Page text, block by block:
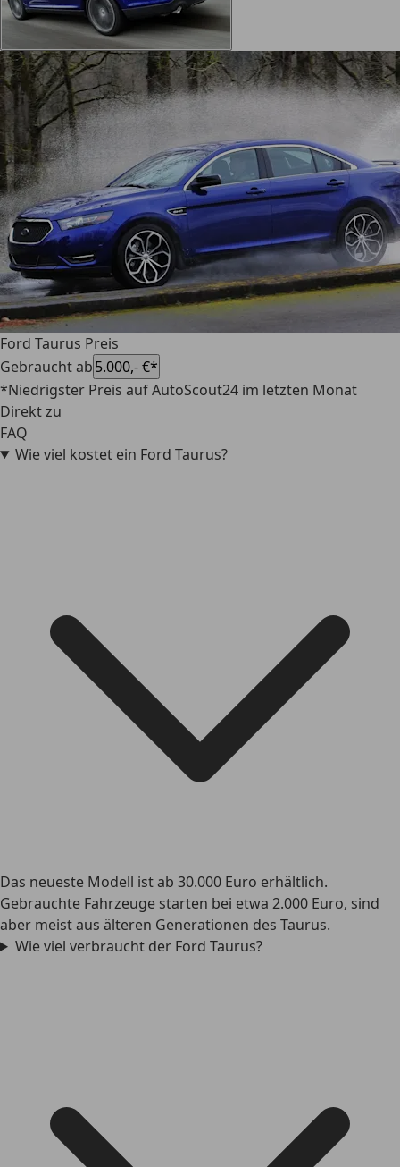
Ford Taurus Preis
Gebraucht ab5.000,- €*
*Niedrigster Preis auf AutoScout24 im letzten Monat
Direkt zu
FAQ
Wie viel kostet ein Ford Taurus?
Das neueste Modell ist ab 30.000 Euro erhältlich.
Gebrauchte Fahrzeuge starten bei etwa 2.000 Euro, sind
aber meist aus älteren Generationen des Taurus.
Wie viel verbraucht der Ford Taurus?